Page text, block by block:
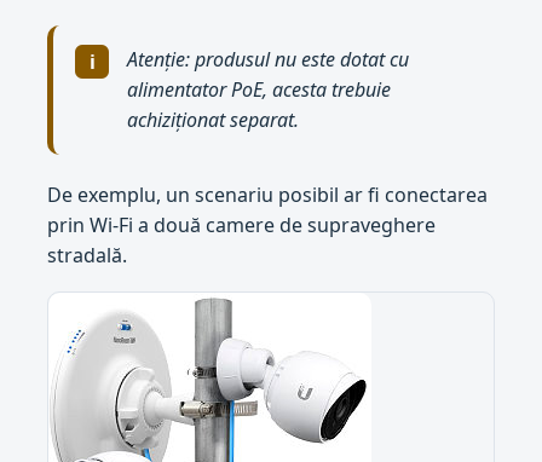
Atenție: produsul nu este dotat cu
alimentator PoE, acesta trebuie
achiziționat separat.
De exemplu, un scenariu posibil ar fi conectarea
prin Wi-Fi a două camere de supraveghere
stradală.